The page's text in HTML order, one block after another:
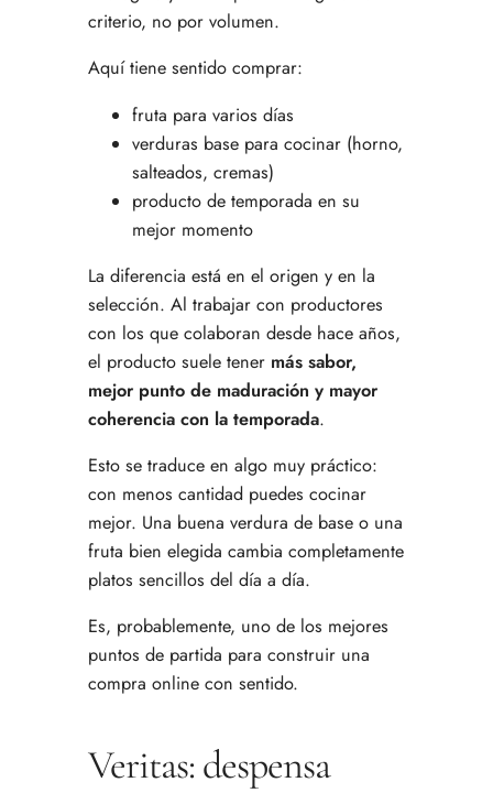
criterio, no por volumen.
Aquí tiene sentido comprar:
fruta para varios días
verduras base para cocinar (horno,
salteados, cremas)
producto de temporada en su
mejor momento
La diferencia está en el origen y en la
selección. Al trabajar con productores
con los que colaboran desde hace años,
el producto suele tener más sabor,
mejor punto de maduración y mayor
coherencia con la temporada.
Esto se traduce en algo muy práctico:
con menos cantidad puedes cocinar
mejor. Una buena verdura de base o una
fruta bien elegida cambia completamente
platos sencillos del día a día.
Es, probablemente, uno de los mejores
puntos de partida para construir una
compra online con sentido.
Veritas: despensa